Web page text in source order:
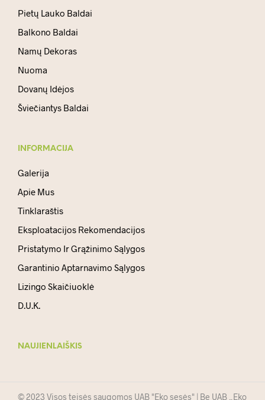
Pietų Lauko Baldai
Balkono Baldai
Namų Dekoras
Nuoma
Dovanų Idėjos
Šviečiantys Baldai
INFORMACIJA
Galerija
Apie Mus
Tinklaraštis
Eksploatacijos Rekomendacijos
Pristatymo Ir Grąžinimo Sąlygos
Garantinio Aptarnavimo Sąlygos
Lizingo Skaičiuoklė
D.U.K.
NAUJIENLAIŠKIS
© 2023 Visos teisės saugomos UAB "Eko sesės" | Be UAB „Eko